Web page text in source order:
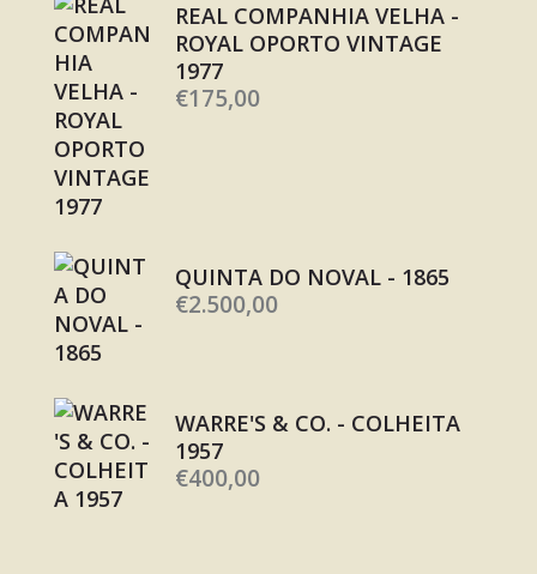
REAL COMPANHIA VELHA -
ROYAL OPORTO VINTAGE
1977
€175,00
QUINTA DO NOVAL - 1865
€2.500,00
WARRE'S & CO. - COLHEITA
1957
€400,00